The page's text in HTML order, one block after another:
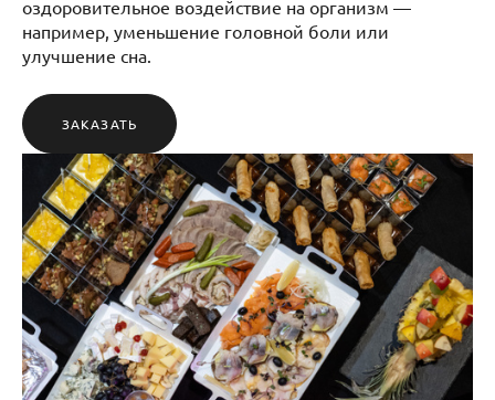
оздоровительное воздействие на организм —
например, уменьшение головной боли или
улучшение сна.
ЗАКАЗАТЬ